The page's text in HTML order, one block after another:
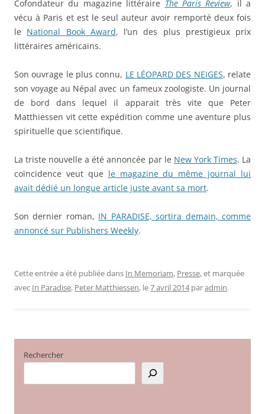
Cofondateur du magazine littéraire The Paris Review, il a
vécu à Paris et est le seul auteur avoir remporté deux fois
le National Book Award, l’un des plus prestigieux prix
littéraires américains.
Son ouvrage le plus connu, LE LÉOPARD DES NEIGES, relate
son voyage au Népal avec un fameux zoologiste. Un journal
de bord dans lequel il apparait très vite que Peter
Matthiessen vit cette expédition comme une aventure plus
spirituelle que scientifique.
La triste nouvelle a été annoncée par le New York Times. La
coïncidence veut que le magazine du même journal lui
avait dédié un longue article juste avant sa mort.
Son dernier roman, IN PARADISE, sortira demain, comme
annoncé sur Publishers Weekly.
Cette entrée a été publiée dans In Memoriam, Presse, et marquée
avec In Paradise, Peter Matthiessen, le7 avril 2014 paradmin.
Rechercher